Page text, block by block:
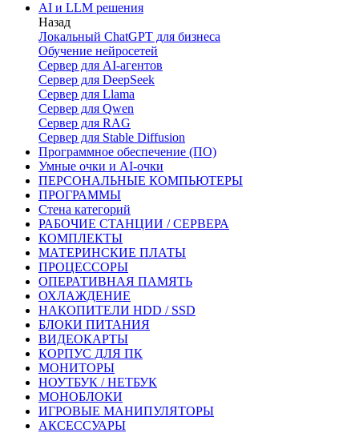
AI и LLM решения
Назад
Локальный ChatGPT для бизнеса
Обучение нейросетей
Сервер для AI-агентов
Сервер для DeepSeek
Сервер для Llama
Сервер для Qwen
Сервер для RAG
Сервер для Stable Diffusion
Программное обеспечение (ПО)
Умные очки и AI-очки
ПЕРСОНАЛЬНЫЕ КОМПЬЮТЕРЫ
ПРОГРАММЫ
Стена категорий
РАБОЧИЕ СТАНЦИИ / СЕРВЕРА
КОМПЛЕКТЫ
МАТЕРИНСКИЕ ПЛАТЫ
ПРОЦЕССОРЫ
ОПЕРАТИВНАЯ ПАМЯТЬ
ОХЛАЖДЕНИЕ
НАКОПИТЕЛИ HDD / SSD
БЛОКИ ПИТАНИЯ
ВИДЕОКАРТЫ
КОРПУС ДЛЯ ПК
МОНИТОРЫ
НОУТБУК / НЕТБУК
МОНОБЛОКИ
ИГРОВЫЕ МАНИПУЛЯТОРЫ
АКСЕССУАРЫ